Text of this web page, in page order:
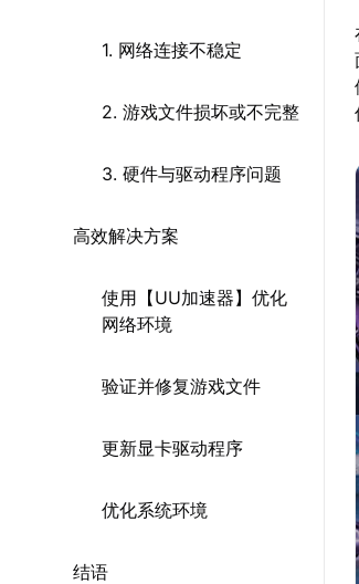
1. 网络连接不稳定
2. 游戏文件损坏或不完整
3. 硬件与驱动程序问题
高效解决方案
使用【UU加速器】优化
网络环境
验证并修复游戏文件
更新显卡驱动程序
优化系统环境
结语